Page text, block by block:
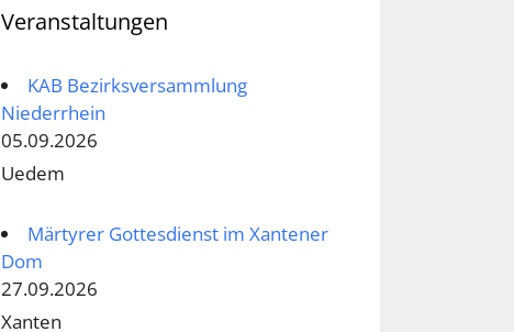
Veranstaltungen
KAB Bezirksversammlung
Niederrhein
05.09.2026
Uedem
Märtyrer Gottesdienst im Xantener
Dom
27.09.2026
Xanten